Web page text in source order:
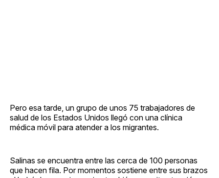
Pero esa tarde, un grupo de unos 75 trabajadores de
salud de los Estados Unidos llegó con una clínica
médica móvil para atender a los migrantes.
Salinas se encuentra entre las cerca de 100 personas
que hacen fila. Por momentos sostiene entre sus brazos